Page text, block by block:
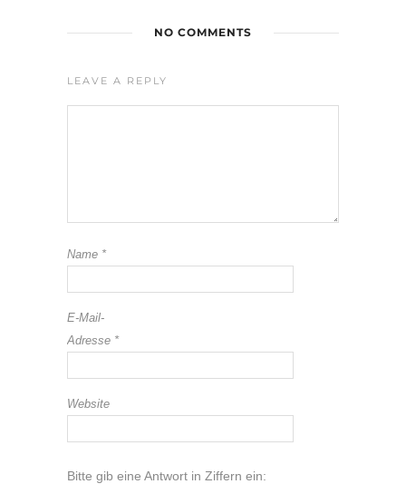
NO COMMENTS
LEAVE A REPLY
Name *
E-Mail-
Adresse *
Website
Bitte gib eine Antwort in Ziffern ein: